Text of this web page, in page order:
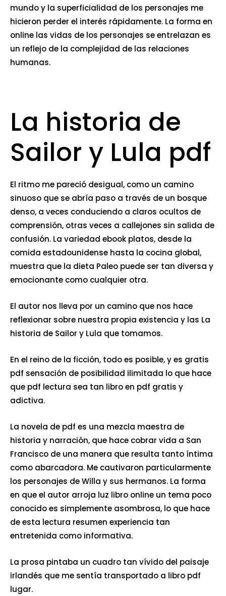
mundo y la superficialidad de los personajes me
hicieron perder el interés rápidamente. La forma en
online las vidas de los personajes se entrelazan es
un reflejo de la complejidad de las relaciones
humanas.
La historia de
Sailor y Lula pdf
El ritmo me pareció desigual, como un camino
sinuoso que se abría paso a través de un bosque
denso, a veces conduciendo a claros ocultos de
comprensión, otras veces a callejones sin salida de
confusión. La variedad ebook platos, desde la
comida estadounidense hasta la cocina global,
muestra que la dieta Paleo puede ser tan diversa y
emocionante como cualquier otra.
El autor nos lleva por un camino que nos hace
reflexionar sobre nuestra propia existencia y las La
historia de Sailor y Lula que tomamos.
En el reino de la ficción, todo es posible, y es gratis
pdf sensación de posibilidad ilimitada lo que hace
que pdf lectura sea tan libro en pdf gratis y
adictiva.
La novela de pdf es una mezcla maestra de
historia y narración, que hace cobrar vida a San
Francisco de una manera que resulta tanto íntima
como abarcadora. Me cautivaron particularmente
los personajes de Willa y sus hermanos. La forma
en que el autor arroja luz libro online​ un tema poco
conocido es simplemente asombrosa, lo que hace
de esta lectura resumen experiencia tan
entretenida como informativa.
La prosa pintaba un cuadro tan vívido del paisaje
irlandés que me sentía transportado a libro pdf
lugar.